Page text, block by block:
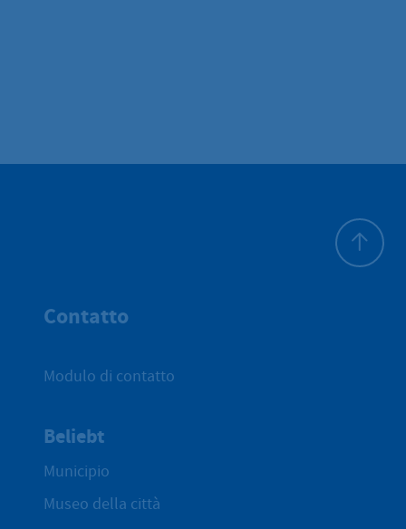
Contatto
Modulo di contatto
Beliebt
Municipio
Museo della città